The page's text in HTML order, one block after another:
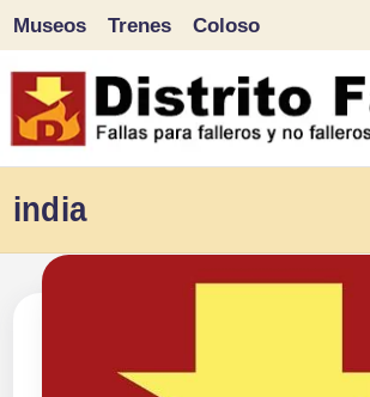
Saltar
al
Museos Trenes Coloso
india